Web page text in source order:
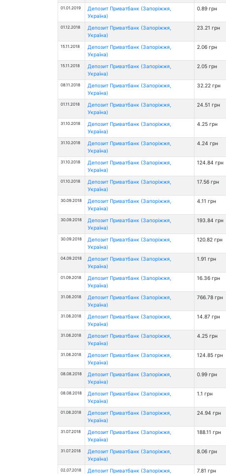
01.01.2019
Депозит Приватбанк (Запоріжжя,
Україна)
0.89 грн
01.12.2018
Депозит Приватбанк (Запоріжжя,
Україна)
23.21 грн
15.11.2018
Депозит Приватбанк (Запоріжжя,
Україна)
2.06 грн
15.11.2018
Депозит Приватбанк (Запоріжжя,
Україна)
2.05 грн
08.11.2018
Депозит Приватбанк (Запоріжжя,
Україна)
32.22 грн
01.11.2018
Депозит Приватбанк (Запоріжжя,
Україна)
24.51 грн
31.10.2018
Депозит Приватбанк (Запоріжжя,
Україна)
4.25 грн
31.10.2018
Депозит Приватбанк (Запоріжжя,
Україна)
4.24 грн
31.10.2018
Депозит Приватбанк (Запоріжжя,
Україна)
124.84 грн
01.10.2018
Депозит Приватбанк (Запоріжжя,
Україна)
17.56 грн
30.09.2018
Депозит Приватбанк (Запоріжжя,
Україна)
4.11 грн
30.09.2018
Депозит Приватбанк (Запоріжжя,
Україна)
193.84 грн
30.09.2018
Депозит Приватбанк (Запоріжжя,
Україна)
120.82 грн
04.09.2018
Депозит Приватбанк (Запоріжжя,
Україна)
1.91 грн
01.09.2018
Депозит Приватбанк (Запоріжжя,
Україна)
16.36 грн
31.08.2018
Депозит Приватбанк (Запоріжжя,
Україна)
766.78 грн
31.08.2018
Депозит Приватбанк (Запоріжжя,
Україна)
14.87 грн
31.08.2018
Депозит Приватбанк (Запоріжжя,
Україна)
4.25 грн
31.08.2018
Депозит Приватбанк (Запоріжжя,
Україна)
124.85 грн
08.08.2018
Депозит Приватбанк (Запоріжжя,
Україна)
0.99 грн
08.08.2018
Депозит Приватбанк (Запоріжжя,
Україна)
1.1 грн
01.08.2018
Депозит Приватбанк (Запоріжжя,
Україна)
24.94 грн
31.07.2018
Депозит Приватбанк (Запоріжжя,
Україна)
188.11 грн
31.07.2018
Депозит Приватбанк (Запоріжжя,
Україна)
8.06 грн
02.07.2018
Депозит Приватбанк (Запоріжжя,
7.81 грн